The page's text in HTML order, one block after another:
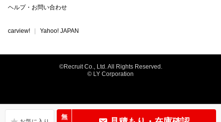
無
ヘルプ・お問い合わせ
carview! Yahoo! JAPAN
©Recruit Co., Ltd. All Rights Reserved.
© LY Corporation